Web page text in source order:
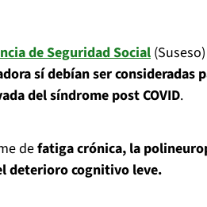
de Seguridad Social
sí debían ser consideradas
del síndrome post COVID.
defatiga crónica, la
deterioro cognitivo leve.